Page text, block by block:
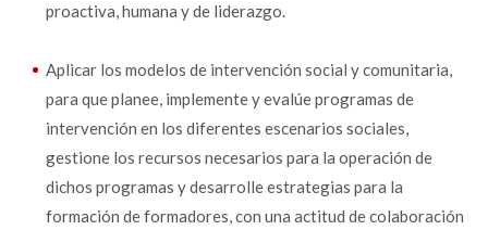
proactiva, humana y de liderazgo.
Aplicar los modelos de intervención social y comunitaria,
para que planee, implemente y evalúe programas de
intervención en los diferentes escenarios sociales,
gestione los recursos necesarios para la operación de
dichos programas y desarrolle estrategias para la
formación de formadores, con una actitud de colaboración